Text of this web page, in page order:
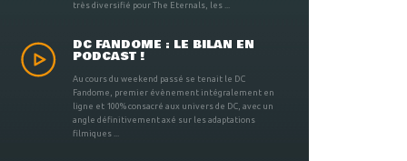
très diversifié pour The Eternals, les ...
DC FANDOME : LE BILAN EN
PODCAST !
Au cours du weekend passé se tenait le DC
Fandome, premier évènement intégralement en
ligne et 100% consacré aux univers de DC, avec un
angle définitivement axé sur les adaptations
filmiques ...